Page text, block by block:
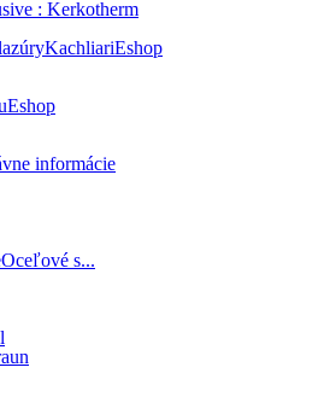
KachliariEshop
Eshop
informácie
Oceľové s...